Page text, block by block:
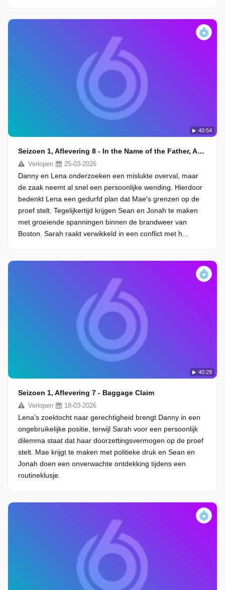
40:54
Seizoen 1, Aflevering 8 - In the Name of the Father, And of the Son...
Verlopen 25-03-2026
Danny en Lena onderzoeken een mislukte overval, maar
de zaak neemt al snel een persoonlijke wending. Hierdoor
bedenkt Lena een gedurfd plan dat Mae's grenzen op de
proef stelt. Tegelijkertijd krijgen Sean en Jonah te maken
met groeiende spanningen binnen de brandweer van
Boston. Sarah raakt verwikkeld in een conflict met h...
40:29
Seizoen 1, Aflevering 7 - Baggage Claim
Verlopen 18-03-2026
Lena's zoektocht naar gerechtigheid brengt Danny in een
ongebruikelijke positie, terwijl Sarah voor een persoonlijk
dilemma staat dat haar doorzettingsvermogen op de proef
stelt. Mae krijgt te maken met politieke druk en Sean en
Jonah doen een onverwachte ontdekking tijdens een
routineklusje.